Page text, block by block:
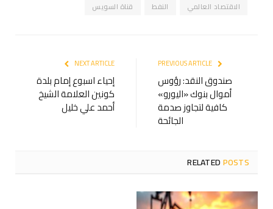
الاقتصاد العالمي النفط قناة السويس
صندوق النقد: رؤوس
أموال بنوك «اليورو»
كافية لتجاوز صدمة
الجائحة
NEXT ARTICLE
إحياء اسبوع إمام بلدة
كونين العلامة الشيخ
أحمد علي خليل
RELATEDPOSTS